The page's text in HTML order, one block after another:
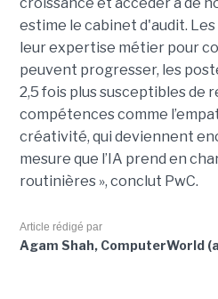
estime le cabinet d'audit.
leur expertise métier pour
peuvent progresser, les
2,5 fois plus susceptibles de
compétences comme
créativité, qui deviennent
mesure que l’IA prend en
routinières », conclut PwC.
Article rédigé par
Agam Shah, ComputerWorld